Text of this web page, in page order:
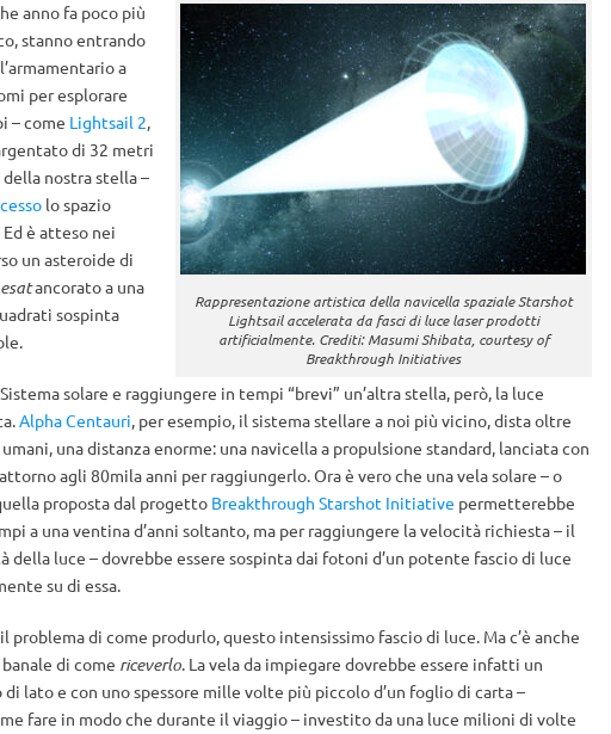
Rappresentazione artistica della navicella spaziale Starshot
Lightsail accelerata da fasci di luce laser prodotti
artificialmente. Crediti: Masumi Shibata, courtesy of
Breakthrough Initiatives
anno fa poco più
stanno entrando
a
per esplorare
– come Lightsail 2,
di 32 metri
nostra stella –
lo spazio
è atteso nei
un asteroide di
ancorato a una
sospinta
solare e raggiungere in tempi “brevi” un’altra stella, però, la luce
Alpha Centauri, per esempio, il sistema stellare a noi più vicino, dista oltre
una distanza enorme: una navicella a propulsione standard, lanciata con
agli 80mila anni per raggiungerlo. Ora è vero che una vela solare – o
proposta dal progetto Breakthrough Starshot Initiative permetterebbe
a una ventina d’anni soltanto, ma per raggiungere la velocità richiesta – il
della luce – dovrebbe essere sospinta dai fotoni d’un potente fascio di luce
su di essa.
problema di come produrlo, questo intensissimo fascio di luce. Ma c’è anche
di come riceverlo. La vela da impiegare dovrebbe essere infatti un
lato e con uno spessore mille volte più piccolo d’un foglio di carta –
fare in modo che durante il viaggio – investito da una luce milioni di volte